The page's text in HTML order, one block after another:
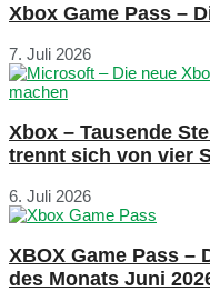
Xbox Game Pass –
7. Juli 2026
Xbox – Tausende
trennt sich von vier
6. Juli 2026
XBOX Game Pass –
des Monats Juni